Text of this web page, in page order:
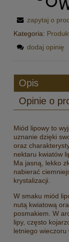
zapytaj o
Kategoria:
dodaj opinię
Opis
Opinie o
Miód lipowy to
uznanie dzięki
oraz
nektaru kwiatów
Ma jasną, lekko
nabierać
krystalizacji.
W smaku miód
nutą kwiatową
posmakiem. W
lipy, często
letniego wieczoru